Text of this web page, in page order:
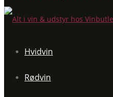
Hvidvin
Rødvin